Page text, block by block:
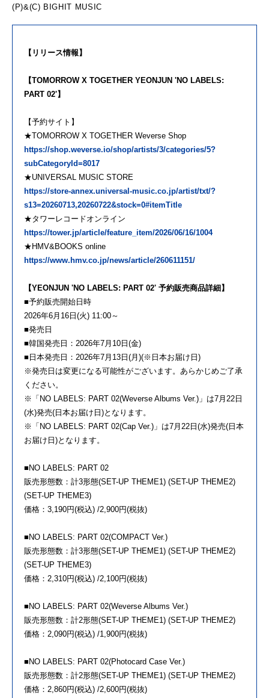
(P)&(C) BIGHIT MUSIC
【リリース情報】
【TOMORROW X TOGETHER YEONJUN 'NO LABELS:
PART 02'】
【予約サイト】
★TOMORROW X TOGETHER Weverse Shop
https://shop.weverse.io/shop/artists/3/categories/5?
subCategoryId=8017
★UNIVERSAL MUSIC STORE
https://store-annex.universal-music.co.jp/artist/txt/?
s13=20260713,20260722&stock=0#itemTitle
★タワーレコードオンライン
https://tower.jp/article/feature_item/2026/06/16/1004
★HMV&BOOKS online
https://www.hmv.co.jp/news/article/260611151/
【YEONJUN 'NO LABELS: PART 02' 予約販売商品詳細】
■予約販売開始日時
2026年6月16日(火) 11:00～
■発売日
■韓国発売日：2026年7月10日(金)
■日本発売日：2026年7月13日(月)(※日本お届け日)
※発売日は変更になる可能性がございます。あらかじめご了承
ください。
※「NO LABELS: PART 02(Weverse Albums Ver.)」は7月22日
(水)発売(日本お届け日)となります。
※「NO LABELS: PART 02(Cap Ver.)」は7月22日(水)発売(日本
お届け日)となります。
■NO LABELS: PART 02
販売形態数：計3形態(SET-UP THEME1) (SET-UP THEME2)
(SET-UP THEME3)
価格：3,190円(税込) /2,900円(税抜)
■NO LABELS: PART 02(COMPACT Ver.)
販売形態数：計3形態(SET-UP THEME1) (SET-UP THEME2)
(SET-UP THEME3)
価格：2,310円(税込) /2,100円(税抜)
■NO LABELS: PART 02(Weverse Albums Ver.)
販売形態数：計2形態(SET-UP THEME1) (SET-UP THEME2)
価格：2,090円(税込) /1,900円(税抜)
■NO LABELS: PART 02(Photocard Case Ver.)
販売形態数：計2形態(SET-UP THEME1) (SET-UP THEME2)
価格：2,860円(税込) /2,600円(税抜)